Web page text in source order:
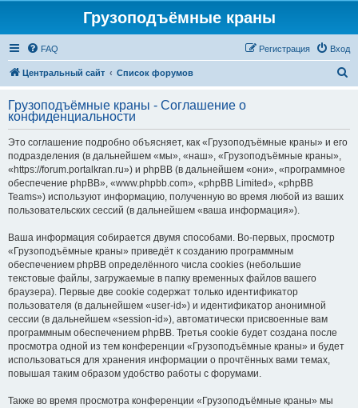
Грузоподъёмные краны
FAQ Вход
Регистрация
Центральный сайт Список форумов
с
Грузоподъёмные краны - Соглашение о
конфиденциальности
Это соглашение подробно объясняет, как «Грузоподъёмные краны» и его
подразделения (в дальнейшем «мы», «наш», «Грузоподъёмные краны»,
«https://forum.portalkran.ru») и phpBB (в дальнейшем «они», «программное
обеспечение phpBB», «www.phpbb.com», «phpBB Limited», «phpBB
Teams») используют информацию, полученную во время любой из ваших
пользовательских сессий (в дальнейшем «ваша информация»).
Ваша информация собирается двумя способами. Во-первых, просмотр
«Грузоподъёмные краны» приведёт к созданию программным
обеспечением phpBB определённого числа cookies (небольшие
текстовые файлы, загружаемые в папку временных файлов вашего
браузера). Первые две cookie содержат только идентификатор
пользователя (в дальнейшем «user-id») и идентификатор анонимной
сессии (в дальнейшем «session-id»), автоматически присвоенные вам
программным обеспечением phpBB. Третья cookie будет создана после
просмотра одной из тем конференции «Грузоподъёмные краны» и будет
использоваться для хранения информации о прочтённых вами темах,
повышая таким образом удобство работы с форумами.
Также во время просмотра конференции «Грузоподъёмные краны» мы